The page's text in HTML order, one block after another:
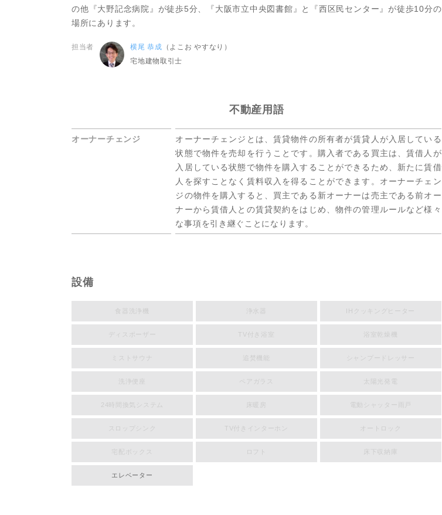
の他『大野記念病院』が徒歩5分、『大阪市立中央図書館』と『西区民センター』が徒歩10分の
場所にあります。
担当者 横尾 恭成 （よこお やすなり）
宅地建物取引士
不動産用語
オーナーチェンジ
オーナーチェンジとは、賃貸物件の所有者が賃貸人が入居している
状態で物件を売却を行うことです。購入者である買主は、賃借人が
入居している状態で物件を購入することができるため、新たに賃借
人を探すことなく賃料収入を得ることができます。オーナーチェン
ジの物件を購入すると、買主である新オーナーは売主である前オー
ナーから賃借人との賃貸契約をはじめ、物件の管理ルールなど様々
な事項を引き継ぐことになります。
設備
食器洗浄機 浄水器 IHクッキングヒーター
ディスポーザー TV付き浴室 浴室乾燥機
ミストサウナ 追焚機能 シャンプードレッサー
ペアガラス 太陽光発電
24時間換気システム 電動シャッター雨戸
スロップシンク TV付きインターホン オートロック
宅配ボックス ロフト 床下収納庫
エレベーター